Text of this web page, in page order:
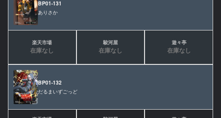
BP01-131
ありさか
在庫なし 在庫なし 在庫なし
BP01-132
だるまいずごっど